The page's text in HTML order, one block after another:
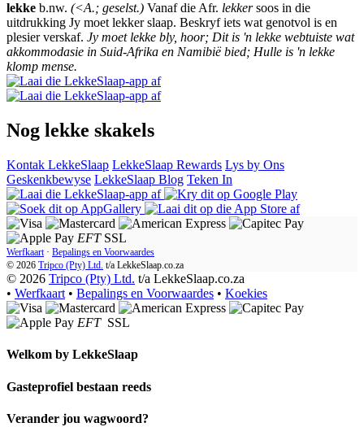
lekke b.nw. (<A.; geselst.) Vanaf die Afr. lekkersoos in die
uitdrukking Jy moet lekker slaap. Beskryf iets wat genotvol is en
plesier verskaf. Jy moet lekke bly, hoor; Dit is 'n lekke webtuiste wat
akkommodasie in Suid-Afrika en Namibië bied; Hulle is 'n lekke
klomp mense.
Nog lekke skakels
Kontak LekkeSlaap LekkeSlaap Rewards Lys by Ons
Geskenkbewyse LekkeSlaap Blog Teken In
EFT SSL
Werfkaart · Bepalings en Voorwaardes
© 2026 Tripco (Pty) Ltd. t/a LekkeSlaap.co.za
© 2026 Tripco (Pty) Ltd. t/a LekkeSlaap.co.za
• Werfkaart • Bepalings en Voorwaardes • Koekies
EFT SSL
Welkom by LekkeSlaap
Gasteprofiel bestaan ​​reeds
Verander jou wagwoord?